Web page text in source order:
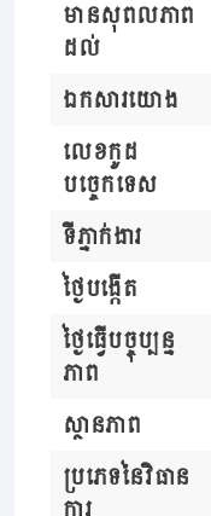
មានសុពលភាព
ដល់
ឯកសារយោង
លេខកូដ
បច្ចេកទេស
ទីភ្នាក់ងារ
ថ្ងៃបង្កើត
ថ្ងៃធ្វើបច្ចុប្បន្ន
ភាព
ស្ថានភាព
ប្រភេទនៃវិធាន
ការ